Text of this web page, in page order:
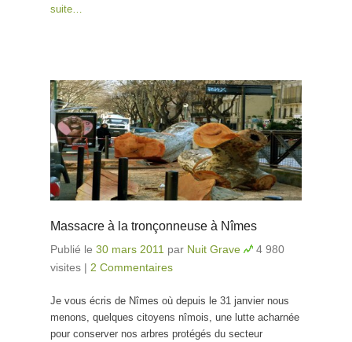
suite…
Massacre à la tronçonneuse à Nîmes
Publié le 30 mars 2011 par Nuit Grave
4 980
visites | 2 Commentaires
Je vous écris de Nîmes où depuis le 31 janvier nous
menons, quelques citoyens nîmois, une lutte acharnée
pour conserver nos arbres protégés du secteur